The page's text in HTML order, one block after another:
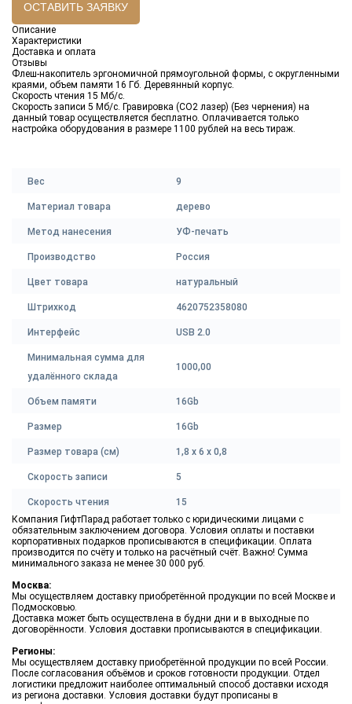
ОСТАВИТЬ ЗАЯВКУ
Описание
Характеристики
Доставка и оплата
Отзывы
Флеш-накопитель эргономичной прямоугольной формы, с округленными
краями, объем памяти 16 Гб. Деревянный корпус.
Cкорость чтения 15 Мб/с.
Скорость записи 5 Мб/с. Гравировка (CO2 лазер) (Без чернения) на
данный товар осуществляется бесплатно. Оплачивается только
настройка оборудования в размере 1100 рублей на весь тираж.
Вес 9
Материал товара дерево
Метод нанесения УФ-печать
Производство Россия
Цвет товара натуральный
Штрихкод 4620752358080
Интерфейс USB 2.0
Минимальная сумма для
удалённого склада
1000,00
Объем памяти 16Gb
Размер 16Gb
Размер товара (см) 1,8 х 6 х 0,8
Скорость записи 5
Скорость чтения
15
Компания ГифтПарад работает только с юридическими лицами с
обязательным заключением договора. Условия оплаты и поставки
корпоративных подарков прописываются в спецификации. Оплата
производится по счёту и только на расчётный счёт. Важно! Сумма
минимального заказа не менее 30 000 руб.
Москва:
Мы осуществляем доставку приобретённой продукции по всей Москве и
Подмосковью.
Доставка может быть осуществлена в будни дни и в выходные по
договорённости. Условия доставки прописываются в спецификации.
Регионы:
Мы осуществляем доставку приобретённой продукции по всей России.
После согласования объёмов и сроков готовности продукции. Отдел
логистики предложит наиболее оптимальный способ доставки исходя
из региона доставки. Условия доставки будут прописаны в